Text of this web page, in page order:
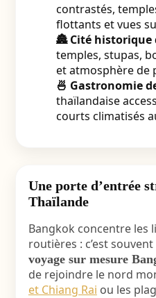
contrastés,
flottants et vues
🏯 Cité historique
temples, stupas,
et atmosphère de
🍜 Gastronomie
thaïlandaise
courts climatisés
Une porte d’entrée
Thaïlande
Bangkok concentre les
routières : c’est
voyage sur mesure
de rejoindre le nord
et Chiang Rai ou les